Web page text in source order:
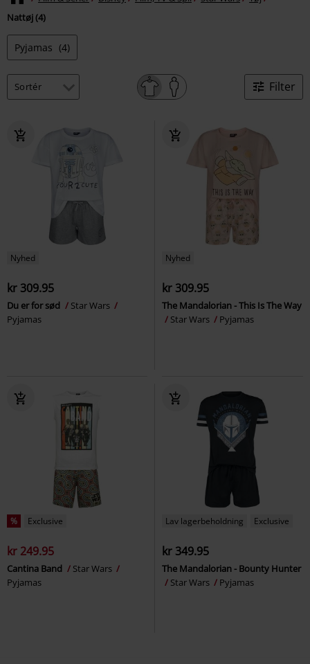
Nattøj (4)
Pyjamas (4)
Filter
Nyhed
kr 309.95
Du er for sød
Star Wars
Pyjamas
Nyhed
kr 309.95
The Mandalorian - This Is The Way
Star Wars
Pyjamas
% Exclusive
kr 249.95
Cantina Band
Star Wars
Pyjamas
Lav lagerbeholdning Exclusive
kr 349.95
The Mandalorian - Bounty Hunter
Star Wars
Pyjamas